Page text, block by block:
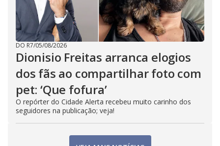
DO R7/05/08/2026
Dionisio Freitas arranca elogios
dos fãs ao compartilhar foto com
pet: ‘Que fofura’
O repórter do Cidade Alerta recebeu muito carinho dos
seguidores na publicação; veja!